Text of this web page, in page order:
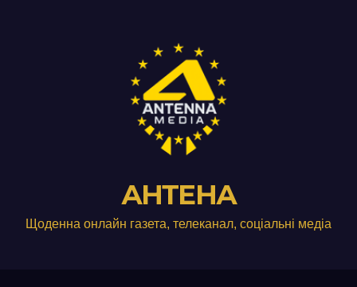
АНТЕНА
Щоденна онлайн газета, телеканал, соціальні медіа